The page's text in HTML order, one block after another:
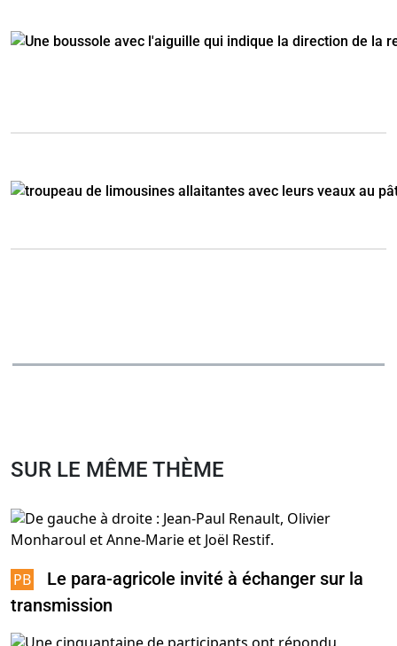
SUR LE MÊME THÈME
Le para-agricole invité à échanger sur la
transmission